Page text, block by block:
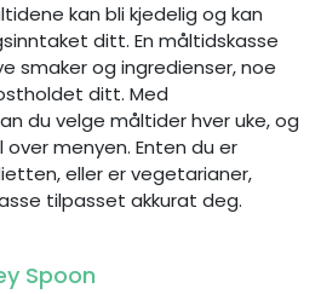
kan bli kjedelig og kan
ditt. En måltidskasse
smaker og ingredienser, noe
ditt. Med
du velge måltider hver uke, og
menyen. Enten du er
eller er vegetarianer,
tilpasset akkurat deg.
Spoon